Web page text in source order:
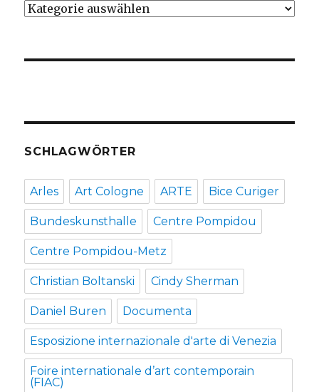
Kategorien
SCHLAGWÖRTER
Arles Art Cologne ARTE Bice Curiger
Bundeskunsthalle Centre Pompidou
Centre Pompidou-Metz
Christian Boltanski Cindy Sherman
Daniel Buren Documenta
Esposizione internazionale d'arte di Venezia
Foire internationale d’art contemporain
(FIAC)